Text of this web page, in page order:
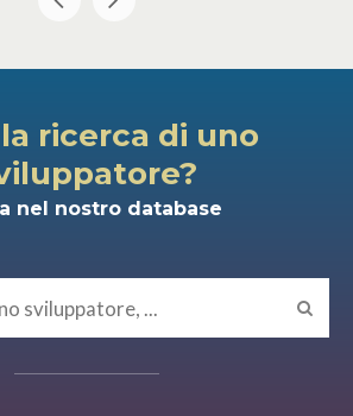
ricerca di uno
nel nostro database